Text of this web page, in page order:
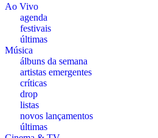
Ao Vivo
agenda
festivais
últimas
Música
álbuns da semana
artistas emergentes
críticas
drop
listas
novos lançamentos
últimas